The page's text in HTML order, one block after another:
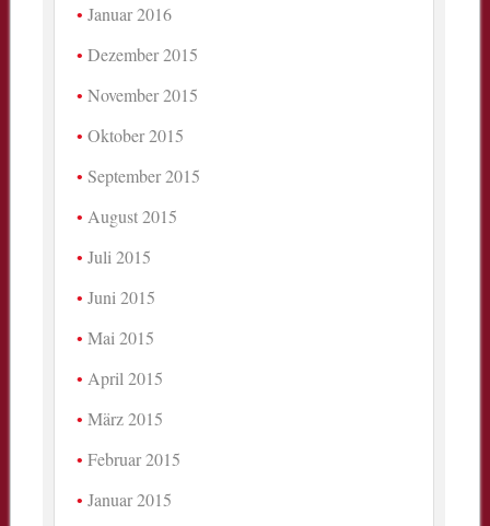
Januar 2016
Dezember 2015
November 2015
Oktober 2015
September 2015
August 2015
Juli 2015
Juni 2015
Mai 2015
April 2015
März 2015
Februar 2015
Januar 2015